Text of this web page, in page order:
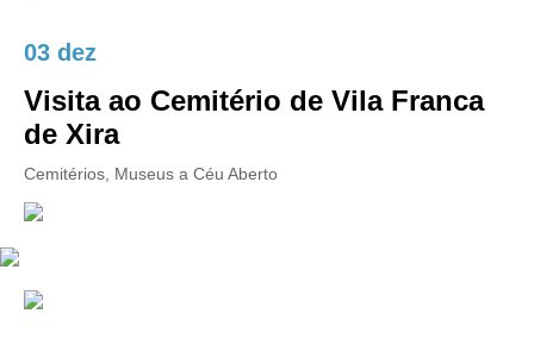
03 dez
Visita ao Cemitério de Vila Franca
de Xira
Cemitérios, Museus a Céu Aberto